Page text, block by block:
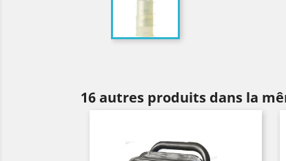
16 autres produits dans la